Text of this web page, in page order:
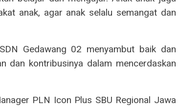
anak, agar anak selalu semangat dan
Gedawang 02 menyambut baik dan
dan kontribusinya dalam mencerdaskan
PLN Icon Plus SBU Regional Jawa